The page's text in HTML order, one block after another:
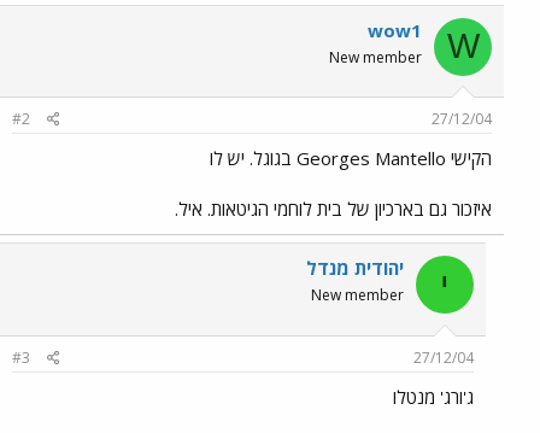
W
wow1
New member
27/12/04
#2
הקישי Georges Mantello בגוגל. יש לו
איזכור גם בארכיון של בית לוחמי הגיטאות. איל.
י יהודית מנדל
New member
27/12/04
#3
ג'ורג' מנטלו